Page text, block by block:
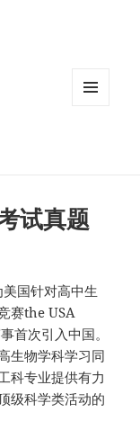
试真题
国针对高中生
赛the USA
首次引入中国。
生物学科学习同
科专业提供有力
级科学类活动的